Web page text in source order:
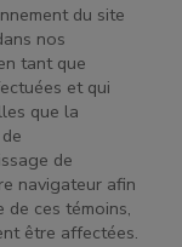
du site
nos
tant que
et qui
que la
de
navigateur afin
ces témoins,
être affectées.